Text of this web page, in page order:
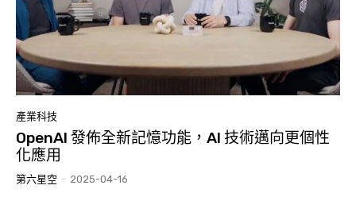
產業科技
OpenAI 發佈全新記憶功能，AI 技術邁向更個性
化應用
第六星空 - 2025-04-16